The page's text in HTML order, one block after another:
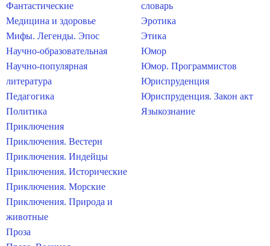
Фантастические
Медицина и здоровье
Мифы. Легенды. Эпос
Научно-образовательная
Научно-популярная
литература
Педагогика
Политика
Приключения
Приключения. Вестерн
Приключения. Индейцы
Приключения. Исторические
Приключения. Морские
Приключения. Природа и
животные
Проза
словарь
Эротика
Этика
Юмор
Юмор. Программистов
Юриспруденция
Юриспруденция. Закон акт
Языкознание